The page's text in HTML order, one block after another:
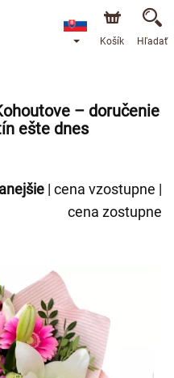
Košík Hľadať
– doručenie
ešte dnes
| cena vzostupne |
cena zostupne